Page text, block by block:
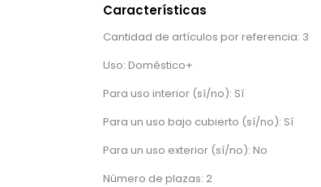
Características
Cantidad de artículos por referencia: 3
Uso: Doméstico+
Para uso interior (sí/no): Sí
Para un uso bajo cubierto (sí/no): Sí
Para un uso exterior (sí/no): No
Número de plazas: 2